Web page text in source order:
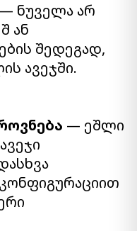
— ნუველა არ
ან
შედეგად,
ავეჯში.
— ეშლი